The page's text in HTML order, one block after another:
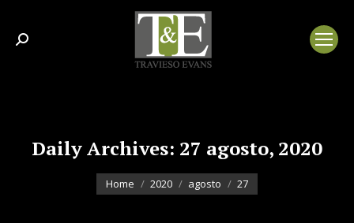
Search:
Daily Archives: 27 agosto, 2020
You are here:
Home 2020 agosto 27